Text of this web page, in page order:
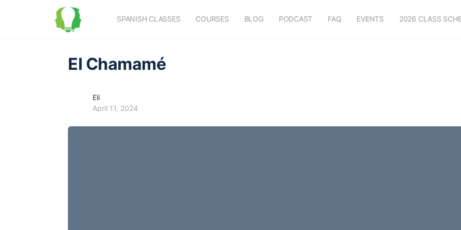
SPANISH CLASSES COURSES BLOG PODCAST FAQ EVENTS 2026 CLASS
El Chamamé
Eli
April 11, 2024